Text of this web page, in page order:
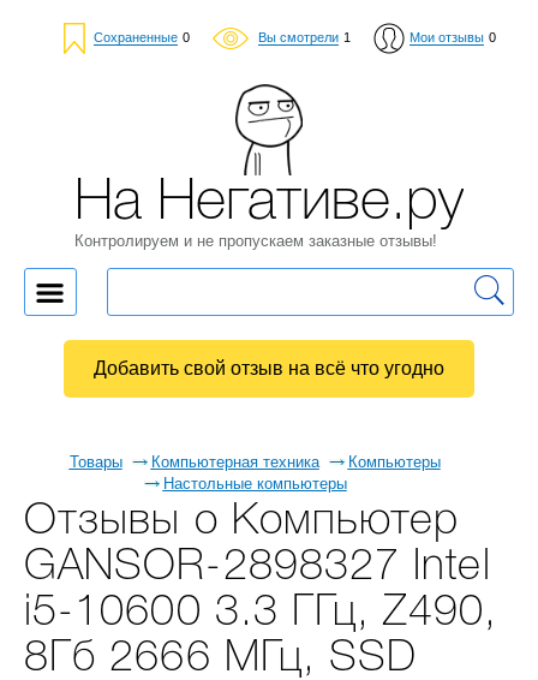
Сохраненные 0 Вы смотрели 1 Мои отзывы 0
Товары Компьютерная техника
Компьютеры
Настольные компьютеры
Отзывы о Компьютер
GANSOR-2898327 Intel
i5-10600 3.3 ГГц, Z490,
8Гб 2666 МГц, SSD
На Негативе.ру
Контролируем и не пропускаем заказные отзывы!
Добавить свой отзыв на всё что угодно